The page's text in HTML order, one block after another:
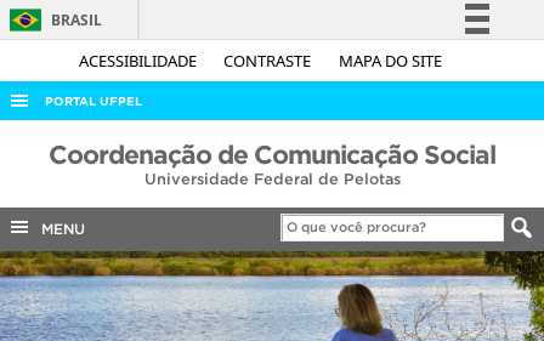
ACESSIBILIDADE CONTRASTE MAPA DO SITE
BRASIL
Simplifique!
Acesso à informação
Legislação
Canais
PORTAL UFPEL
ACESSO À INFORMAÇÃO
COBALTO
CONCURSOS
EDITAIS
Coordenação de Comunicação Social
Universidade Federal de Pelotas
MENU